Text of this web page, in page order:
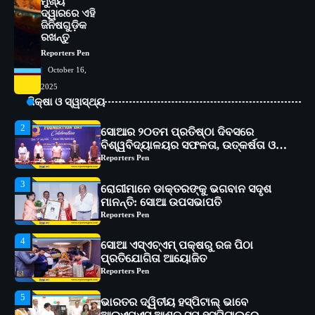
ଦ୍ୱାରରେ ଏହି
ଜିନିଷଗୁଡ଼ିକ
ରଖନ୍ତୁ
Reporters Pen
October 16,
2025
ଶିକ୍ଷା ଓ ସ୍ୱାସ୍ଥ୍ୟ
1
2
ଅଗ୍ରଗତିର ସ୍ମୃତିଚାରଣ
Reporters Pen
3
ରୋଗୀମାନେ ଡାକ୍ତରଙ୍କୁ ଭଗବାନ ସଦୃଶ
ମାନନ୍ତି: ସୋଆ ଉପସଭାପତି
Reporters Pen
4
ସୋଆ ଏସ୍‌ଏଚ୍‌ଏମ୍ ପକ୍ଷରୁ ରଜ ପିଠା
ପ୍ରତିଯୋଗିତା ଆୟୋଜିତ
Reporters Pen
5
ଭାରତର ଦ୍ୱିତୀୟ ହସ୍ପିଟାଲ୍ ଭାବେ
ଆଇଏମ୍‌ଏସ୍ ଆଣ୍ଡ ସମ ହସ୍ପିଟାଲ୍‌ରେ
ଅତ୍ୟାଧୁନିକ ଡିଜିସ୍କାନର ସ୍ଥାପନ
Reporters Pen
1
ସୋଆ ପକ୍ଷରୁ ରାୱେ କାର୍ଯ୍ୟକ୍ରମ ଅଧୀନରେ